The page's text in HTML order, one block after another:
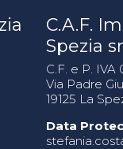
C.A.F.
Spezia
C.F. e P. IVA
Via Padre
19125 La
Data